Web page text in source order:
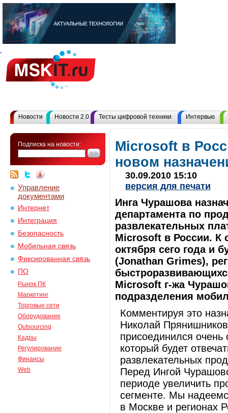
Новости Новости 2.0 Тесты цифровой техники Интервью
Подписка на новости:
Управление
документами
Интернет
Интеграция
Безопасность
Мобильная связь
Фиксированная связь
ПО
Рынок ПК
Маркетинг
Торговые сети
Оборудование
Outsourcing
Кадры
Регулирование
Финансы
Web
Microsoft в
новом
30.09.2010 15:10
версия для печати
Инга Чурашова
департамента по
развлекательных
Microsoft в России. К
октября сего года и
(Jonathan Grimes),
Microsoft г-жа
подразделения
Комментируя это
Николай
присоединился
который будет
развлекательных
Перед Ингой
периоде увеличить
сегменте. Мы
в Москве и регионах